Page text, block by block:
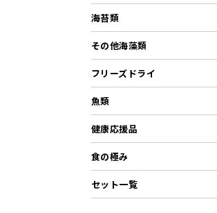
海苔類
その他海藻類
フリーズドライ
魚類
健康応援品
食の極み
セット一覧